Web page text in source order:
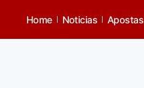
Home Noticias Apostas